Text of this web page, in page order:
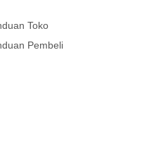
Toko
Pembeli